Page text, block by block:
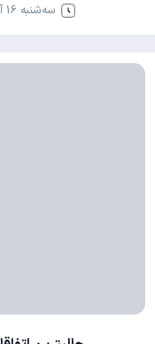
سه‌شنبه 16 آوریل 2013